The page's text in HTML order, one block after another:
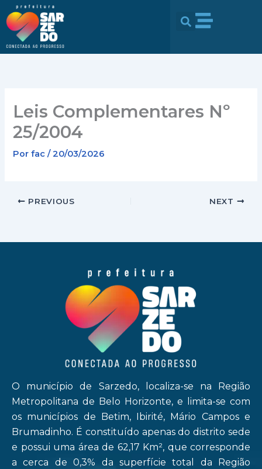
conteúdo
para
conteúdo
Leis Complementares Nº
25/2004
Porfac/20/03/2026
PREVIOUS NEXT
O município de Sarzedo, localiza-se na Região
Metropolitana de Belo Horizonte, e limita-se com
os municípios de Betim, Ibirité, Mário Campos e
Brumadinho. É constituído apenas do distrito sede
e possui uma área de 62,17 Km², que corresponde
a cerca de 0,3% da superfície total da Região